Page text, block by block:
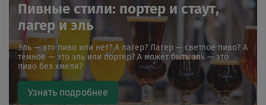
Пивные стили: портер и стаут,
лагер и эль
Эль — это пиво или нет? А лагер? Лагер — светлое пиво? А
темное — это эль или портер? А может быть эль — это
пиво без хмеля?
Узнать подробнее